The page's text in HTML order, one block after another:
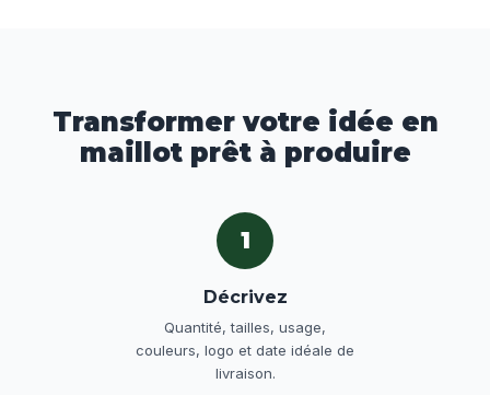
Transformer votre idée en
maillot prêt à produire
1
Décrivez
Quantité, tailles, usage,
couleurs, logo et date idéale de
livraison.